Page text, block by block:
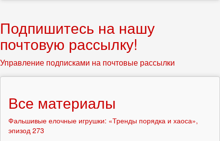
Подпишитесь на нашу
почтовую рассылку!
Управление подписками на почтовые рассылки
Все материалы
Фальшивые елочные игрушки: «Тренды порядка и хаоса»,
эпизод 273